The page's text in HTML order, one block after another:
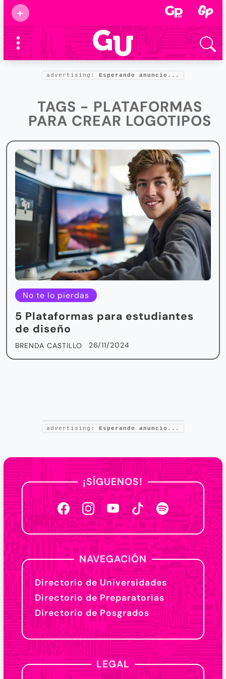
+
Supermamás
2025
Marcas de
confianza
Foro salud
advertising: Esperando anuncio...
TAGS - PLATAFORMAS
PARA CREAR LOGOTIPOS
No te lo pierdas
5 Plataformas para estudiantes
de diseño
BRENDA CASTILLO 26/11/2024
advertising: Esperando anuncio...
¡SÍGUENOS!
NAVEGACIÓN
Directorio de Universidades
Directorio de Preparatorias
Directorio de Posgrados
LEGAL